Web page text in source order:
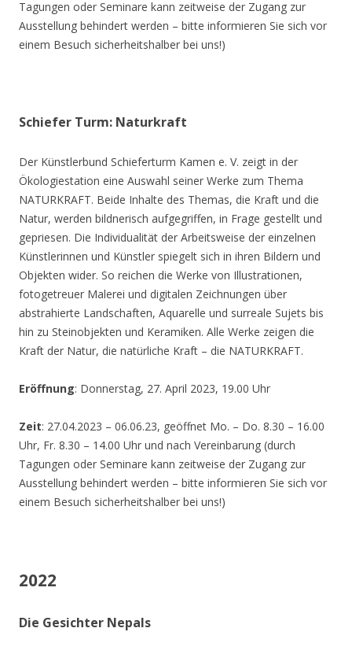
Tagungen oder Seminare kann zeitweise der Zugang zur
Ausstellung behindert werden – bitte informieren Sie sich vor
einem Besuch sicherheitshalber bei uns!)
Schiefer Turm: Naturkraft
Der Künstlerbund Schieferturm Kamen e. V. zeigt in der
Ökologiestation eine Auswahl seiner Werke zum Thema
NATURKRAFT. Beide Inhalte des Themas, die Kraft und die
Natur, werden bildnerisch aufgegriffen, in Frage gestellt und
gepriesen. Die Individualität der Arbeitsweise der einzelnen
Künstlerinnen und Künstler spiegelt sich in ihren Bildern und
Objekten wider. So reichen die Werke von Illustrationen,
fotogetreuer Malerei und digitalen Zeichnungen über
abstrahierte Landschaften, Aquarelle und surreale Sujets bis
hin zu Steinobjekten und Keramiken. Alle Werke zeigen die
Kraft der Natur, die natürliche Kraft – die NATURKRAFT.
Eröffnung: Donnerstag, 27. April 2023, 19.00 Uhr
Zeit: 27.04.2023 – 06.06.23, geöffnet Mo. – Do. 8.30 – 16.00
Uhr, Fr. 8.30 – 14.00 Uhr und nach Vereinbarung (durch
Tagungen oder Seminare kann zeitweise der Zugang zur
Ausstellung behindert werden – bitte informieren Sie sich vor
einem Besuch sicherheitshalber bei uns!)
2022
Die Gesichter Nepals